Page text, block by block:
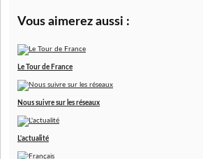
Vous aimerez aussi :
Le Tour de France
Nous suivre sur les réseaux
L'actualité